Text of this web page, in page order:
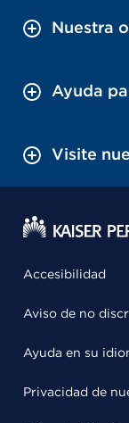
Nuestra
Ayuda
Visite
Accesibilidad
Aviso de no
Ayuda en su
Privacidad de